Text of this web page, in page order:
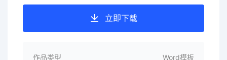
立即下载
作品类型 Word模板